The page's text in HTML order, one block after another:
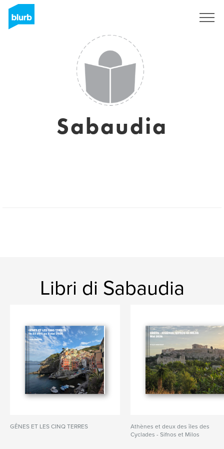
Sabaudia
Libri di Sabaudia
GÊNES ET LES CINQ TERRES
Athènes et deux des îles des
Cyclades - Sifnos et Milos